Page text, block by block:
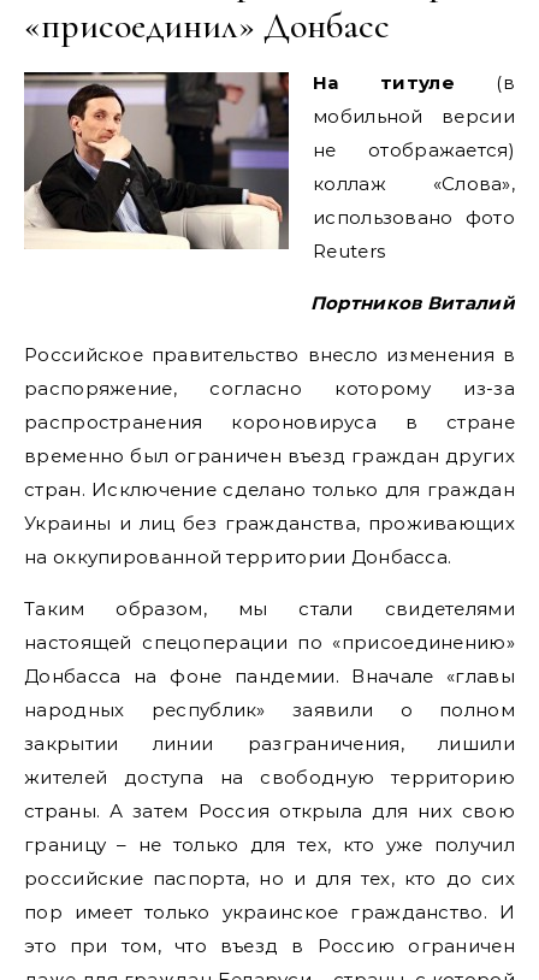
«присоединил» Донбасс
На титуле (в
мобильной версии
не отображается)
коллаж «Слова»,
использовано фото
Reuters
Портников Виталий
Российское правительство внесло изменения в
распоряжение, согласно которому из-за
распространения короновируса в стране
временно был ограничен въезд граждан других
стран. Исключение сделано только для граждан
Украины и лиц без гражданства, проживающих
на оккупированной территории Донбасса.
Таким образом, мы стали свидетелями
настоящей спецоперации по «присоединению»
Донбасса на фоне пандемии. Вначале «главы
народных республик» заявили о полном
закрытии линии разграничения, лишили
жителей доступа на свободную территорию
страны. А затем Россия открыла для них свою
границу – не только для тех, кто уже получил
российские паспорта, но и для тех, кто до сих
пор имеет только украинское гражданство. И
это при том, что въезд в Россию ограничен